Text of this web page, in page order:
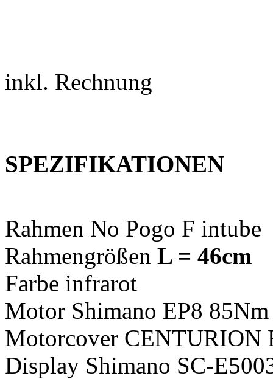
inkl. Rechnung
SPEZIFIKATIONEN
Rahmen No Pogo F intube
Rahmengrößen L = 46cm
Farbe infrarot
Motor Shimano EP8 85Nm
Motorcover CENTURION
Display Shimano SC-